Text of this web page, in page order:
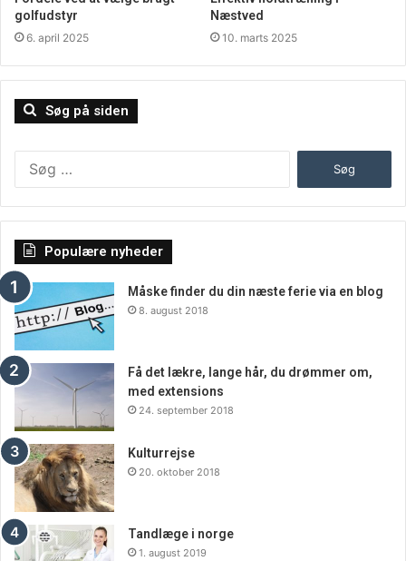
golfudstyr
6. april 2025
Næstved
10. marts 2025
Søg på siden
Populære nyheder
Måske finder du din næste ferie via en blog
8. august 2018
Få det lækre, lange hår, du drømmer om,
med extensions
24. september 2018
Kulturrejse
20. oktober 2018
Tandlæge i norge
1. august 2019